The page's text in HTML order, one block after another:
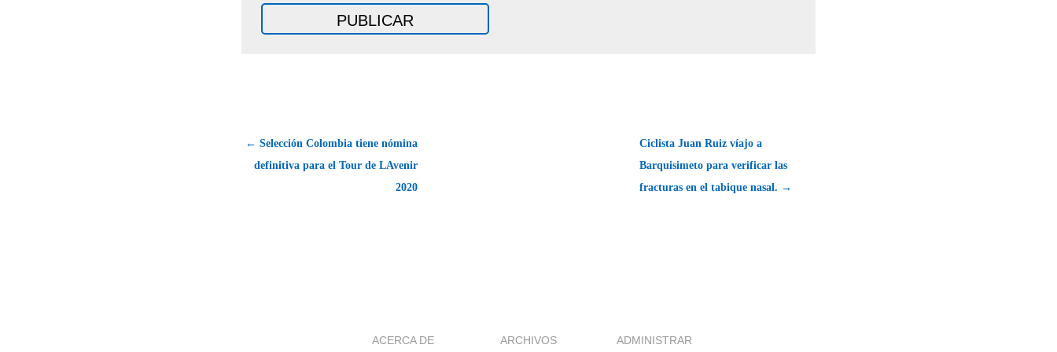
← Selección Colombia tiene nómina
definitiva para el Tour de LAvenir
2020
Ciclista Juan Ruiz víajo a
Barquisimeto para verificar las
fracturas en el tabique nasal. →
ACERCA DE ARCHIVOS ADMINISTRAR